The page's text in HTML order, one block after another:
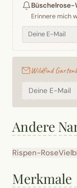
Erinnere mich
Wildfind
Andere
Rispen-Rose
Merkmale